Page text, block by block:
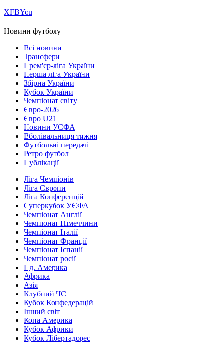
ХFBYou
Новини футболу
Всі новини
Трансфери
Прем'єр-ліга України
Перша ліга України
Збірна України
Кубок України
Чемпіонат світу
Євро-2026
Євро U21
Новини УЄФА
Вболівальниця тижня
Футбольні передачі
Ретро футбол
Публікації
Ліга Чемпіонів
Ліга Європи
Ліга Конференцій
Суперкубок УЄФА
Чемпіонат Англії
Чемпіонат Німеччини
Чемпіонат Італії
Чемпіонат Франції
Чемпіонат Іспанії
Чемпіонат росії
Пд. Америка
Африка
Азія
Клубний ЧС
Кубок Конфедерацій
Інший світ
Копа Америка
Кубок Африки
Кубок Лібертадорес